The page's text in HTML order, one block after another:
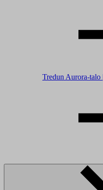
Tredun Aurora-talo